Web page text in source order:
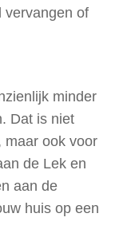
vervangen of
minder
Dat is niet
maar ook voor
de Lek en
aan de
huis op een